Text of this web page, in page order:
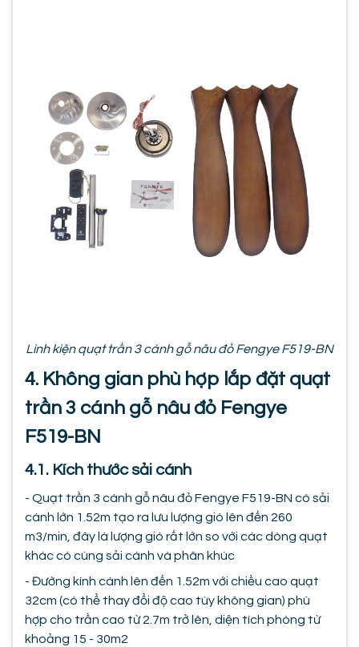
Linh kiện quạt trần 3 cánh gỗ nâu đỏ Fengye F519-BN
4. Không gian phù hợp lắp đặt quạt
trần 3 cánh gỗ nâu đỏ Fengye
F519-BN
4.1. Kích thước sải cánh
- Quạt trần 3 cánh gỗ nâu đỏ Fengye F519-BN có sải
cánh lớn 1.52m tạo ra lưu lượng gió lên đến 260
m3/min, đây là lượng gió rất lớn so với các dòng quạt
khác có cùng sải cánh và phân khúc
- Đường kính cánh lên đến 1.52m với chiều cao quạt
32cm (có thể thay đổi độ cao tùy không gian) phù
hợp cho trần cao từ 2.7m trở lên, diện tích phòng từ
khoảng 15 - 30m2